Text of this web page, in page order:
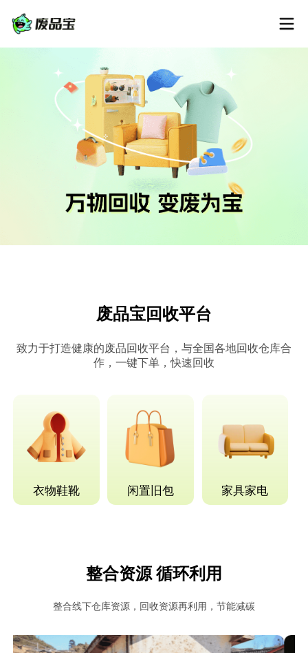
废品宝回收平台
致力于打造健康的废品回收平台，与全国各地回收仓库合
作，一键下单，快速回收
衣物鞋靴 闲置旧包 家具家电
整合资源 循环利用
整合线下仓库资源，回收资源再利用，节能减碳